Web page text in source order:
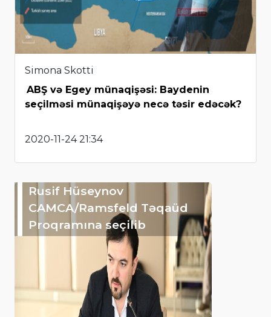
Simona Skotti
ABŞ və Egey münaqişəsi: Baydenin
seçilməsi münaqişəyə necə təsir edəcək?
2020-11-24 21:34
Rusif Hüseynov
CAMCA/Ramsfeld Təqaüd
Proqramına seçilib